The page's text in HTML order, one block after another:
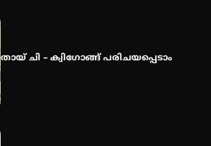
സ്വദേശി ആതിര എം കെ യുടെ
നേട്ടം പ്രതിസന്ധികളോട് പൊരുതി
തായ് ചി – ക്വിഗോങ്ങ് പരിചയപ്പെടാം